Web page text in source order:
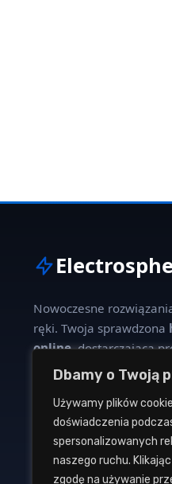
Dbamy o Twoją
Używamy plików
doświadczenia
spersonalizowanych
naszego ruchu.
zgodę na używanie
Nowoczesne
ręki. Twoja sprawdzona
online, dostarczająca
dla profesjonalistów i
W naszej ofercie
oświetlenia, aparatury
instalacyjnego od